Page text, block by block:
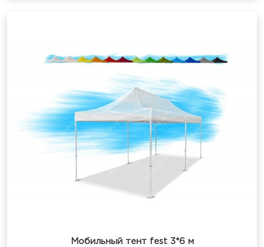
Мобильный тент fest 3*6 м